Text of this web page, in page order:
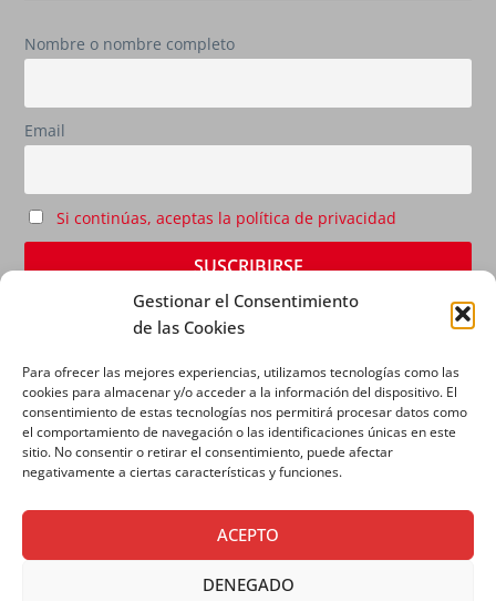
Gestionar el Consentimiento
de las Cookies
Para ofrecer las mejores experiencias, utilizamos tecnologías como las
cookies para almacenar y/o acceder a la información del dispositivo. El
consentimiento de estas tecnologías nos permitirá procesar datos como
el comportamiento de navegación o las identificaciones únicas en este
sitio. No consentir o retirar el consentimiento, puede afectar
negativamente a ciertas características y funciones.
ACEPTO
DENEGADO
Nombre o nombre completo
Email
Si continúas, aceptas la política de privacidad
AVISO LEGAL|POLÍTICA DE PRIVACIDAD|